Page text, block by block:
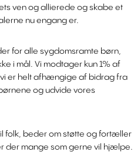
ven og allierede og skabe et
nu engang er.
for alle sygdomsramte børn,
i mål. Vi modtager kun 1% af
er helt afhængige af bidrag fra
og udvide vores
folk, beder om støtte og fortæller
der mange som gerne vil hjælpe.